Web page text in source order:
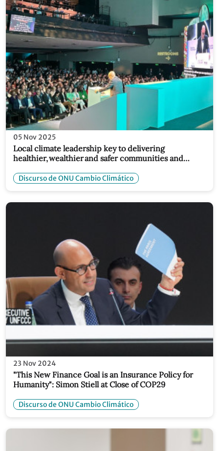
05 Nov 2025
Local climate leadership key to delivering
healthier, wealthier and safer communities and
Forum
Discurso de ONU Cambio Climático
23 Nov 2024
"This New Finance Goal is an Insurance Policy for
Humanity": Simon Stiell at Close of COP29
Discurso de ONU Cambio Climático